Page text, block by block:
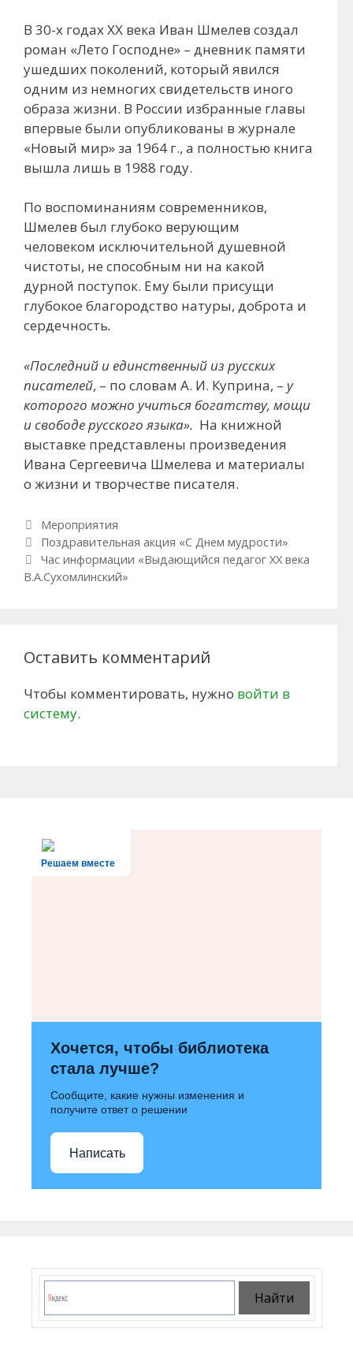
В 30-х годах XX века Иван Шмелев создал
роман «Лето Господне» – дневник памяти
ушедших поколений, который явился
одним из немногих свидетельств иного
образа жизни. В России избранные главы
впервые были опубликованы в журнале
«Новый мир» за 1964 г., а полностью книга
вышла лишь в 1988 году.
По воспоминаниям современников,
Шмелев был глубоко верующим
человеком исключительной душевной
чистоты, не способным ни на какой
дурной поступок. Ему были присущи
глубокое благородство натуры, доброта и
сердечность.
«Последний и единственный из русских
писателей, – по словам А. И. Куприна, – у
которого можно учиться богатству, мощи
и свободе русского языка». На книжной
выставке представлены произведения
Ивана Сергеевича Шмелева и материалы
о жизни и творчестве писателя.
Рубрики
Мероприятия
Навигация по записям
Поздравительная акция «С Днем мудрости»
Час информации «Выдающийся педагог XX века
В.А.Сухомлинский»
Оставить комментарий
Чтобы комментировать, нужно войти в
систему.
Решаем вместе
Хочется, чтобы библиотека
стала лучше?
Сообщите, какие нужны изменения и
получите ответ о решении
Написать